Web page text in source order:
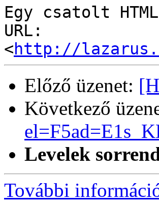
Egy csatolt
URL:
<http://
Előző üzenet:
Következő
Levelek
További